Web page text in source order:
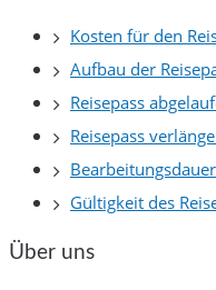
Kosten für den
Aufbau der
Reisepass
Reisepass
Gültigkeit des
Über uns